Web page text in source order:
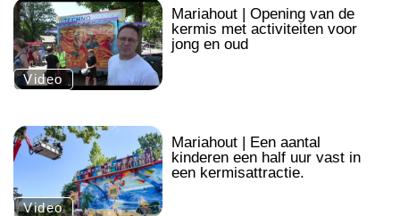
.
Video
Mariahout | Opening van de
kermis met activiteiten voor
jong en oud
.
Video
Mariahout | Een aantal
kinderen een half uur vast in
een kermisattractie.